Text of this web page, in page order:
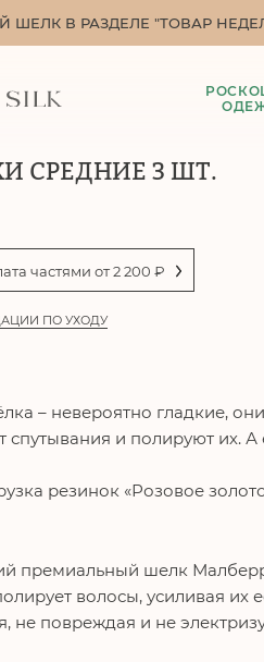
В РАЗДЕЛЕ "ТОВАР
СРЕДНИЕ 3 ШТ.
частями от2 200 ₽
ПО УХОДУ
– невероятно гладкие,
и полируют их. А
резинок «Розовое
премиальный шелк
волосы, усиливая их
не повреждая и не